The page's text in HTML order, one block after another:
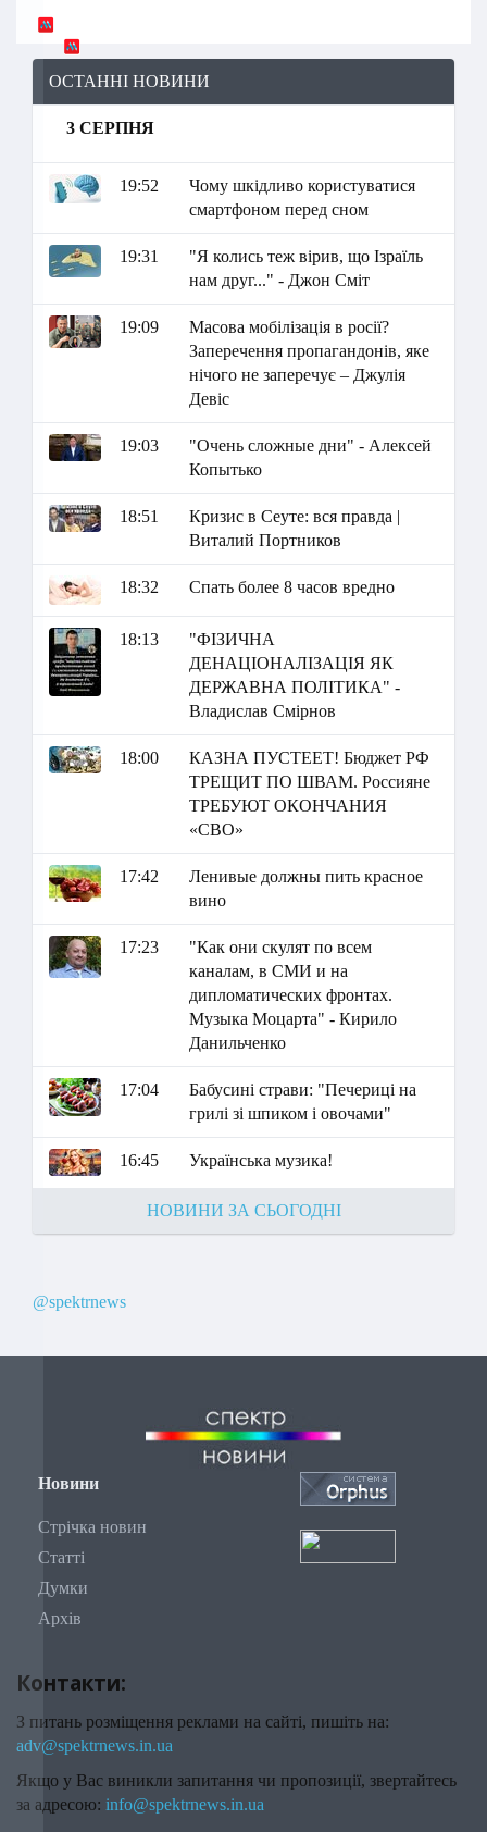
ОСТАННІ НОВИНИ
3 СЕРПНЯ
19:52
Чому шкідливо користуватися
смартфоном перед сном
19:31
"Я колись теж вірив, що Ізраїль
нам друг..." - Джон Сміт
19:09
Масова мобілізація в росії?
Заперечення пропагандонів, яке
нічого не заперечує – Джулія
Девіс
19:03
"Очень сложные дни" - Алексей
Копытько
18:51
Кризис в Сеуте: вся правда |
Виталий Портников
18:32 Спать более 8 часов вредно
18:13
"ФІЗИЧНА
ДЕНАЦІОНАЛІЗАЦІЯ ЯК
ДЕРЖАВНА ПОЛІТИКА" -
Владислав Смірнов
18:00
КАЗНА ПУСТЕЕТ! Бюджет РФ
ТРЕЩИТ ПО ШВАМ. Россияне
ТРЕБУЮТ ОКОНЧАНИЯ
«СВО»
17:42
Ленивые должны пить красное
вино
17:23
"Как они скулят по всем
каналам, в СМИ и на
дипломатических фронтах.
Музыка Моцарта" - Кирило
Данильченко
17:04
Бабусині страви: "Печериці на
грилі зі шпиком і овочами"
16:45 Українська музика!
НОВИНИ ЗА СЬОГОДНІ
@spektrnews
Новини
Стрічка новин
Статті
Думки
Архів
Контакти:
З питань розміщення реклами на сайті, пишіть на:
adv@spektrnews.in.ua
Якщо у Вас виникли запитання чи пропозиції, звертайтесь
за адресою: info@spektrnews.in.ua